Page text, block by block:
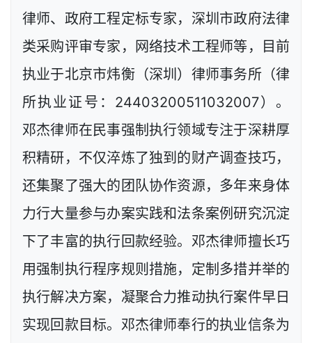
律师、政府工程定标专家，深圳市政府法律
类采购评审专家，网络技术工程师等，目前
执业于北京市炜衡（深圳）律师事务所（律
所执业证号：24403200511032007）。
邓杰律师在民事强制执行领域专注于深耕厚
积精研，不仅淬炼了独到的财产调查技巧，
还集聚了强大的团队协作资源，多年来身体
力行大量参与办案实践和法条案例研究沉淀
下了丰富的执行回款经验。邓杰律师擅长巧
用强制执行程序规则措施，定制多措并举的
执行解决方案，凝聚合力推动执行案件早日
实现回款目标。邓杰律师奉行的执业信条为